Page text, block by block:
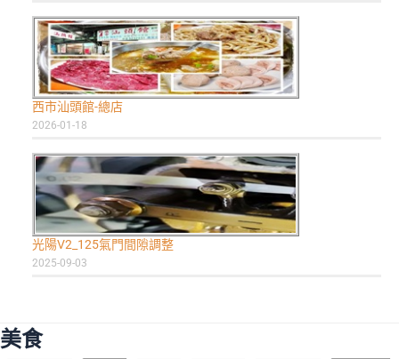
西市汕頭館-總店
2026-01-18
光陽V2_125氣門間隙調整
2025-09-03
美食